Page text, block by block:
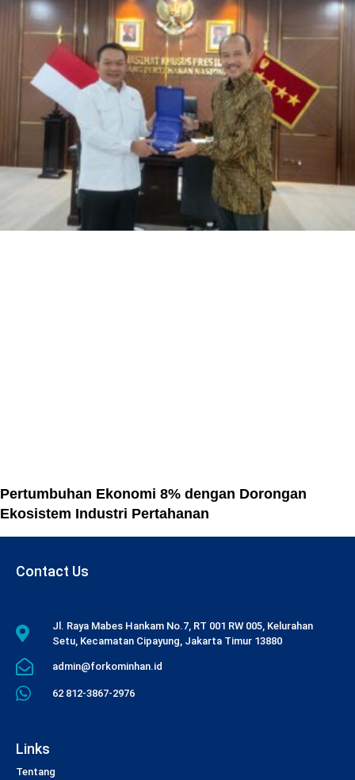
Pertumbuhan Ekonomi 8% dengan Dorongan
Ekosistem Industri Pertahanan
Contact Us
Jl. Raya Mabes Hankam No.7, RT 001 RW 005, Kelurahan
Setu, Kecamatan Cipayung, Jakarta Timur 13880
admin@forkominhan.id
62 812-3867-2976
Links
Tentang